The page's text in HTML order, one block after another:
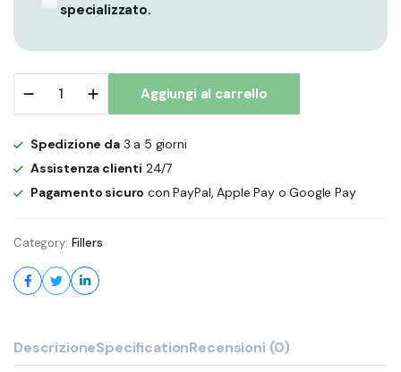
specializzato.
POLYVALENT
1
-
Filler
Dermico
Xcelens
quantity
Aggiungi al carrello
Spedizione da3 a 5 giorni
Assistenza clienti 24/7
Pagamento sicuro con PayPal, Apple Pay o Google Pay
Category: Fillers
DescrizioneSpecificationRecensioni (0)